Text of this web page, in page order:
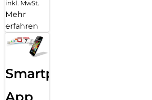
inkl. MwSt.
Mehr
erfahren
Smartphone
App